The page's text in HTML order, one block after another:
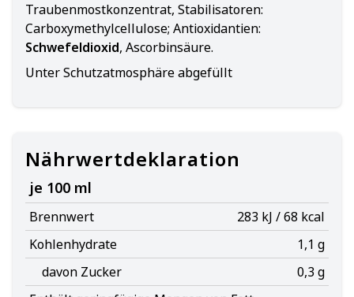
Traubenmostkonzentrat, Stabilisatoren:
Carboxymethylcellulose; Antioxidantien:
Schwefeldioxid, Ascorbinsäure.
Unter Schutzatmosphäre abgefüllt
Nährwertdeklaration
je 100 ml
Brennwert
283 kJ / 68 kcal
Kohlenhydrate
1,1 g
davon Zucker
0,3 g